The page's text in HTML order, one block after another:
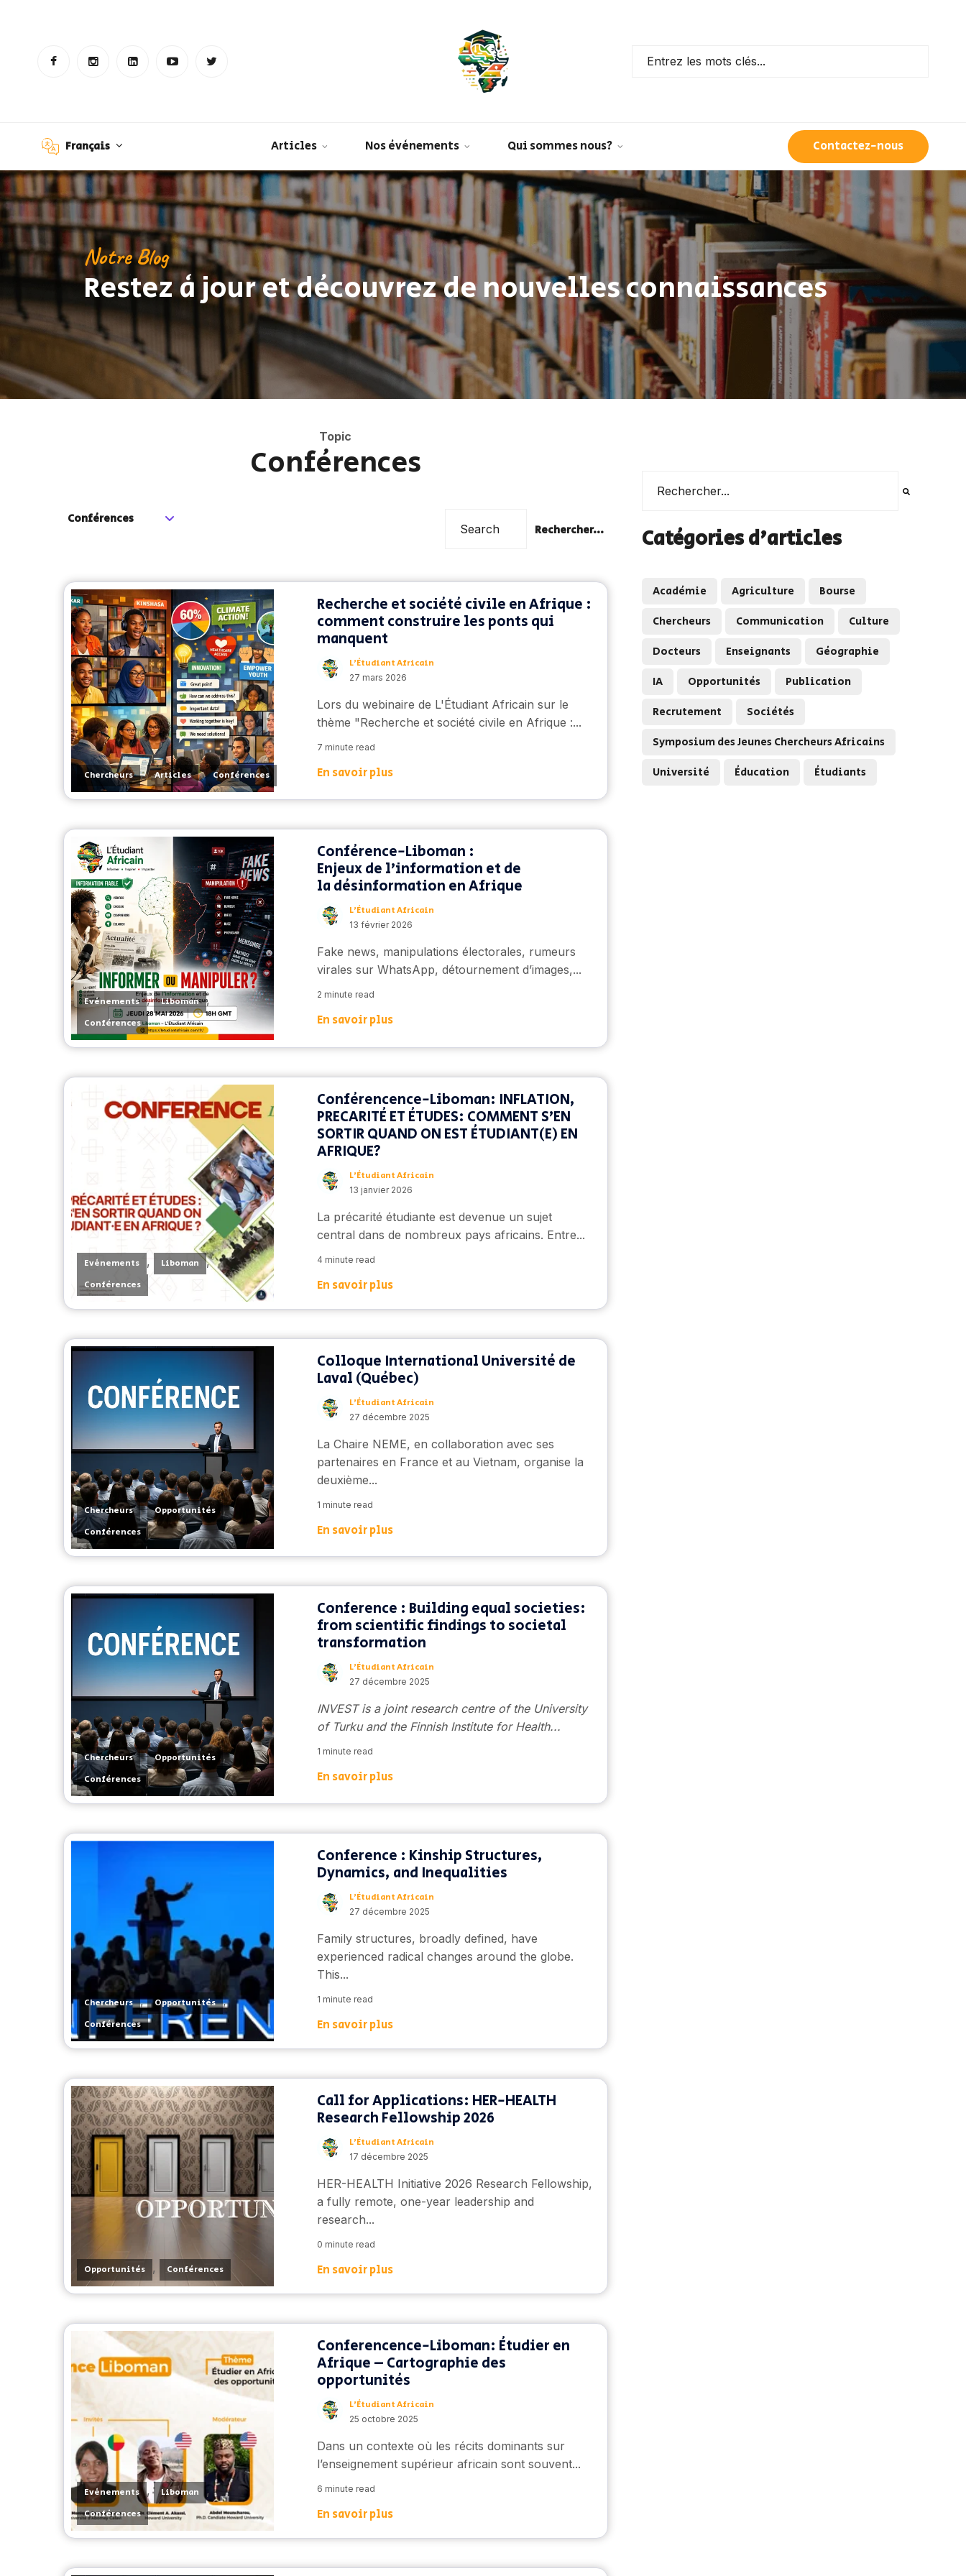
Français Articles Nos évènements Qui sommes nous? Contactez-nous
Notre Blog
Restez à jour et découvrez de nouvelles connaissances
Topic
Conférences
Conférences
Rechercher...
Chercheurs , Articles , Conférences
Recherche et société civile en Afrique :
comment construire les ponts qui
manquent
L’Étudiant Africain
27 mars 2026
Lors du webinaire de L'Étudiant Africain sur le
thème "Recherche et société civile en Afrique :...
7 minute read
En savoir plus
Evènements , Liboman ,
Conférences
Conférence-Liboman :
Enjeux de l’information et de
la désinformation en Afrique
L’Étudiant Africain
13 février 2026
Fake news, manipulations électorales, rumeurs
virales sur WhatsApp, détournement d’images,...
2 minute read
En savoir plus
Evènements , Liboman ,
Conférences
Conférencence-Liboman: INFLATION,
PRECARITÉ ET ÉTUDES: COMMENT S'EN
SORTIR QUAND ON EST ÉTUDIANT(E) EN
AFRIQUE?
L’Étudiant Africain
13 janvier 2026
La précarité étudiante est devenue un sujet
central dans de nombreux pays africains. Entre...
4 minute read
En savoir plus
Chercheurs , Opportunités ,
Conférences
Colloque International Université de
Laval (Québec)
L’Étudiant Africain
27 décembre 2025
La Chaire NEME, en collaboration avec ses
partenaires en France et au Vietnam, organise la
deuxième...
1 minute read
En savoir plus
Chercheurs , Opportunités ,
Conférences
Conference : Building equal societies:
from scientific findings to societal
transformation
L’Étudiant Africain
27 décembre 2025
INVEST is a joint research centre of the University
of Turku and the Finnish Institute for Health...
1 minute read
En savoir plus
Chercheurs , Opportunités ,
Conférences
Conference : Kinship Structures,
Dynamics, and Inequalities
L’Étudiant Africain
27 décembre 2025
Family structures, broadly defined, have
experienced radical changes around the globe.
This...
1 minute read
En savoir plus
Opportunités , Conférences
Call for Applications: HER-HEALTH
Research Fellowship 2026
L’Étudiant Africain
17 décembre 2025
HER-HEALTH Initiative 2026 Research Fellowship,
a fully remote, one-year leadership and
research...
0 minute read
En savoir plus
Evènements , Liboman ,
Conférences
Conferencence-Liboman: Étudier en
Afrique – Cartographie des
opportunités
L’Étudiant Africain
25 octobre 2025
Dans un contexte où les récits dominants sur
l’enseignement supérieur africain sont souvent...
6 minute read
En savoir plus
Catégories d'articles
Académie Agriculture
Bourse
Chercheurs
Communication
Culture
Docteurs
Enseignants
Géographie
IA
Opportunités
Publication
Recrutement
Sociétés
Symposium des Jeunes Chercheurs Africains
Université
Éducation Étudiants